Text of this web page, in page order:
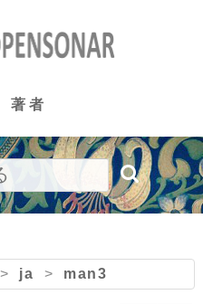
著者
> ja > man3